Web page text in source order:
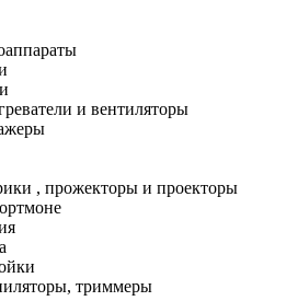
и вентиляторы
, прожекторы и проекторы
триммеры